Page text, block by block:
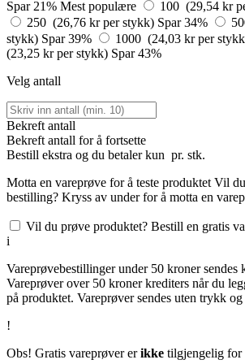
Spar 21% Mest populære 100 (29,54 kr
250 (26,76 kr per stykk) Spar 34%
stykk) Spar 39% 1000 (24,03 kr per
(23,25 kr per stykk) Spar 43%
Velg antall
Bekreft antall
Bekreft antall for å fortsette
Bestill ekstra og du betaler kun pr. stk.
Motta en vareprøve for å teste produktet Vil
bestilling? Kryss av under for å motta en
Vil du prøve produktet? Bestill en gratis
i
Vareprøvebestillinger under 50 kroner sendes
Vareprøver over 50 kroner krediters når du
på produktet. Vareprøver sendes uten trykk
!
Obs! Gratis vareprøver erikke tilgjengelig for